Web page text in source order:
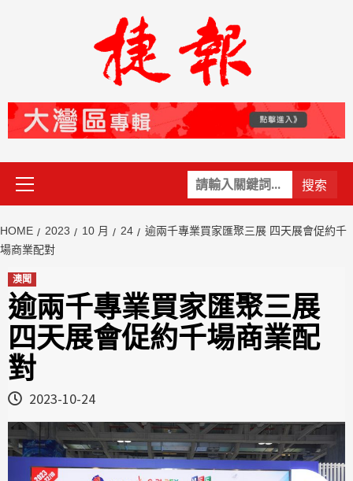
關
鍵
Primary
Menu
HOME 2023 10 月 24
逾兩千專業買家匯聚三展 四天展會促約千
場商業配對
澳聞
逾兩千專業買家匯聚三展
四天展會促約千場商業配
對
2023-10-24